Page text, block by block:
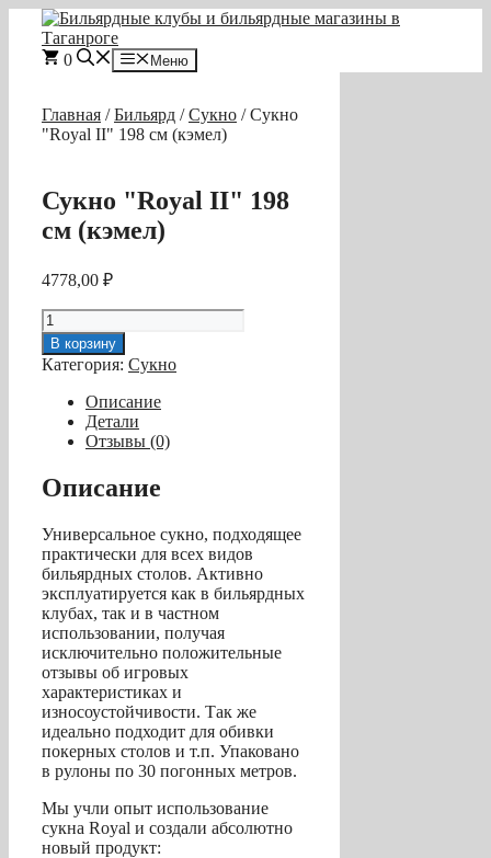
Перейти
содержимому
0 Меню
Главная /Бильярд /Сукно / Сукно
"Royal II" 198 см (кэмел)
Сукно "Royal II" 198
см (кэмел)
4778,00 ₽
Количество
товара
Сукно
"Royal
(кэмел)
В корзину
Категория: Сукно
Описание
Детали
Отзывы (0)
Описание
Универсальное сукно, подходящее
практически для всех видов
бильярдных столов. Активно
эксплуатируется как в бильярдных
клубах, так и в частном
использовании, получая
исключительно положительные
отзывы об игровых
характеристиках и
износоустойчивости. Так же
идеально подходит для обивки
покерных столов и т.п. Упаковано
в рулоны по 30 погонных метров.
Мы учли опыт использование
сукна Royal и создали абсолютно
новый продукт: